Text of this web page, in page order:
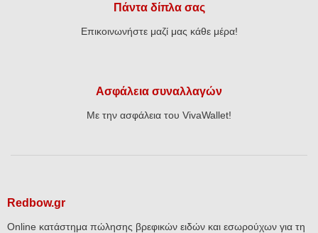
Πάντα δίπλα σας
Επικοινωνήστε μαζί μας κάθε μέρα!
Ασφάλεια συναλλαγών
Με την ασφάλεια του VivaWallet!
Redbow.gr
Online κατάστημα πώλησης βρεφικών ειδών και εσωρούχων για τη